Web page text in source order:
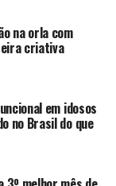
na orla com
criativa
em idosos
no Brasil do que